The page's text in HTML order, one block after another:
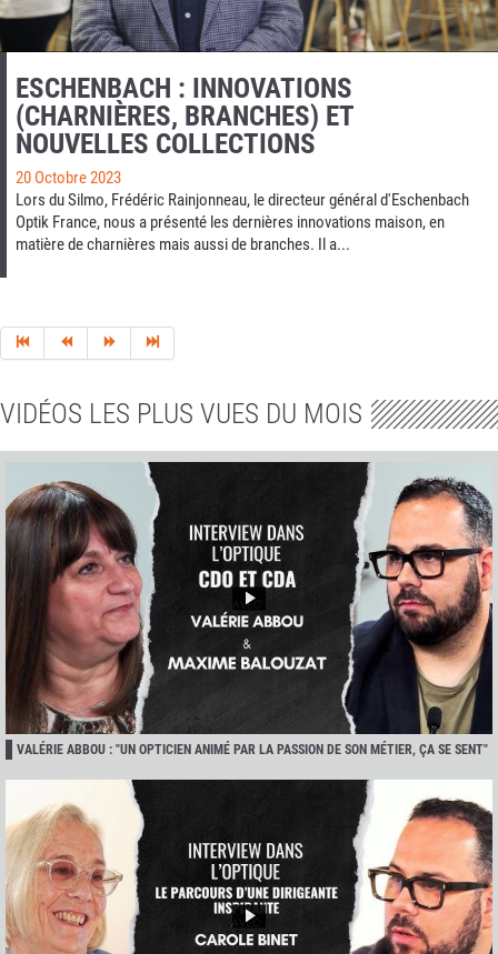
ESCHENBACH : INNOVATIONS
(CHARNIÈRES, BRANCHES) ET
NOUVELLES COLLECTIONS
20 Octobre 2023
Lors du Silmo, Frédéric Rainjonneau, le directeur général d'Eschenbach
Optik France, nous a présenté les dernières innovations maison, en
matière de charnières mais aussi de branches. Il a...
VIDÉOS LES PLUS VUES DU MOIS
VALÉRIE ABBOU : "UN OPTICIEN ANIMÉ PAR LA PASSION DE SON MÉTIER, ÇA SE SENT"